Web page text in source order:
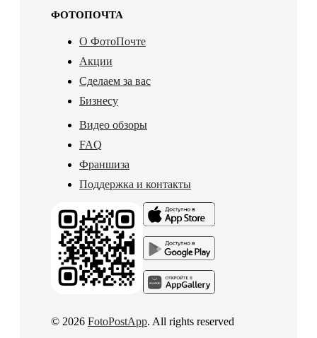
ФОТОПОЧТА
О ФотоПочте
Акции
Сделаем за вас
Бизнесу
Видео обзоры
FAQ
Франшиза
Поддержка и контакты
© 2026 FotoPostApp. All rights reserved